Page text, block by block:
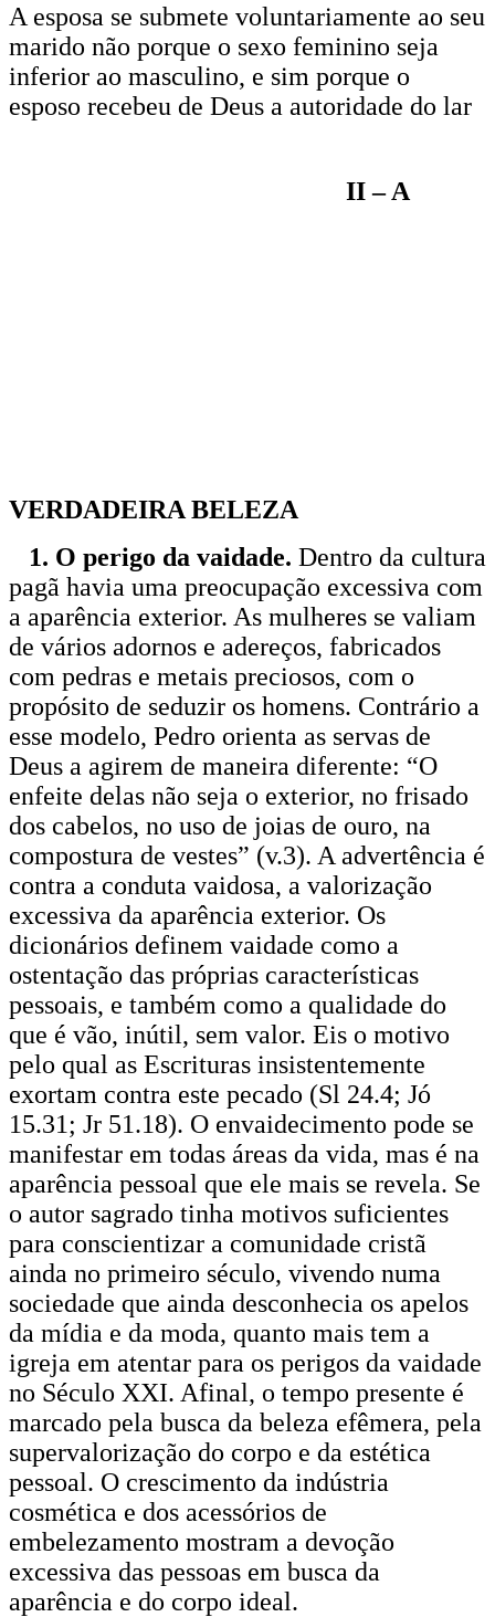
A esposa se submete voluntariamente ao seu
marido não porque o sexo feminino seja
inferior ao masculino, e sim porque o
esposo recebeu de Deus a autoridade do lar
II – A
VERDADEIRA BELEZA
1. O perigo da vaidade. Dentro da cultura
pagã havia uma preocupação excessiva com
a aparência exterior. As mulheres se valiam
de vários adornos e adereços, fabricados
com pedras e metais preciosos, com o
propósito de seduzir os homens. Contrário a
esse modelo, Pedro orienta as servas de
Deus a agirem de maneira diferente: “O
enfeite delas não seja o exterior, no frisado
dos cabelos, no uso de joias de ouro, na
compostura de vestes” (v.3). A advertência é
contra a conduta vaidosa, a valorização
excessiva da aparência exterior. Os
dicionários definem vaidade como a
ostentação das próprias características
pessoais, e também como a qualidade do
que é vão, inútil, sem valor. Eis o motivo
pelo qual as Escrituras insistentemente
exortam contra este pecado (Sl 24.4; Jó
15.31; Jr 51.18). O envaidecimento pode se
manifestar em todas áreas da vida, mas é na
aparência pessoal que ele mais se revela. Se
o autor sagrado tinha motivos suficientes
para conscientizar a comunidade cristã
ainda no primeiro século, vivendo numa
sociedade que ainda desconhecia os apelos
da mídia e da moda, quanto mais tem a
igreja em atentar para os perigos da vaidade
no Século XXI. Afinal, o tempo presente é
marcado pela busca da beleza efêmera, pela
supervalorização do corpo e da estética
pessoal. O crescimento da indústria
cosmética e dos acessórios de
embelezamento mostram a devoção
excessiva das pessoas em busca da
aparência e do corpo ideal.